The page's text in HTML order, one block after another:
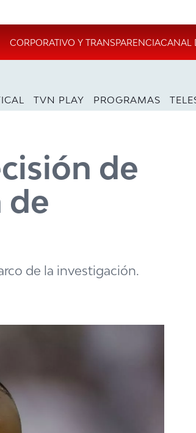
CORPORATIVO Y TRANSPARENCIACANAL
TVN PLAY PROGRAMAS
de
de
de la investigación.